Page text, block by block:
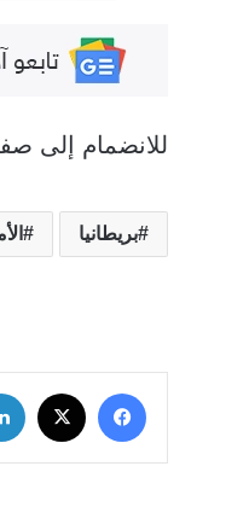
للانضمام إلى
بريطانيا
فيسبوك